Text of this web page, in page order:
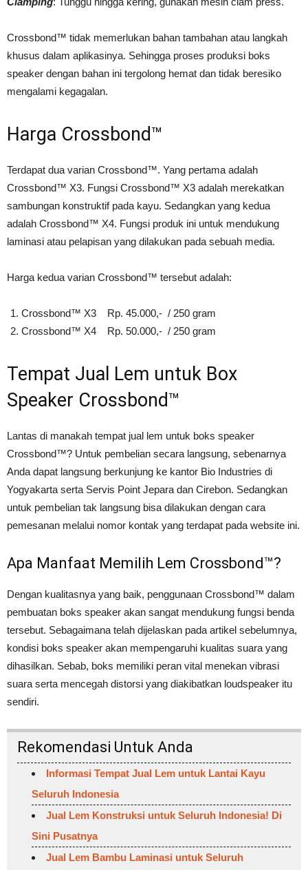
Crossbond™ tidak memerlukan bahan tambahan atau langkah
khusus dalam aplikasinya. Sehingga proses produksi boks
speaker dengan bahan ini tergolong hemat dan tidak beresiko
mengalami kegagalan.
Harga Crossbond™
Terdapat dua varian Crossbond™. Yang pertama adalah
Crossbond™ X3. Fungsi Crossbond™ X3 adalah merekatkan
sambungan konstruktif pada kayu. Sedangkan yang kedua
adalah Crossbond™ X4. Fungsi produk ini untuk mendukung
laminasi atau pelapisan yang dilakukan pada sebuah media.
Harga kedua varian Crossbond™ tersebut adalah:
Crossbond™ X3 Rp. 45.000,- / 250 gram
Crossbond™ X4 Rp. 50.000,- / 250 gram
Tempat Jual Lem untuk Box
Speaker Crossbond™
Lantas di manakah tempat jual lem untuk boks speaker
Crossbond™? Untuk pembelian secara langsung, sebenarnya
Anda dapat langsung berkunjung ke kantor Bio Industries di
Yogyakarta serta Servis Point Jepara dan Cirebon. Sedangkan
untuk pembelian tak langsung bisa dilakukan dengan cara
pemesanan melalui nomor kontak yang terdapat pada website ini.
Apa Manfaat Memilih Lem Crossbond™?
Dengan kualitasnya yang baik, penggunaan Crossbond™ dalam
pembuatan boks speaker akan sangat mendukung fungsi benda
tersebut. Sebagaimana telah dijelaskan pada artikel sebelumnya,
kondisi boks speaker akan mempengaruhi kualitas suara yang
dihasilkan. Sebab, boks memiliki peran vital menekan vibrasi
suara serta mencegah distorsi yang diakibatkan loudspeaker itu
sendiri.
Rekomendasi Untuk Anda
Informasi Tempat Jual Lem untuk Lantai Kayu
Seluruh Indonesia
Jual Lem Konstruksi untuk Seluruh Indonesia! Di
Sini Pusatnya
Jual Lem Bambu Laminasi untuk Seluruh